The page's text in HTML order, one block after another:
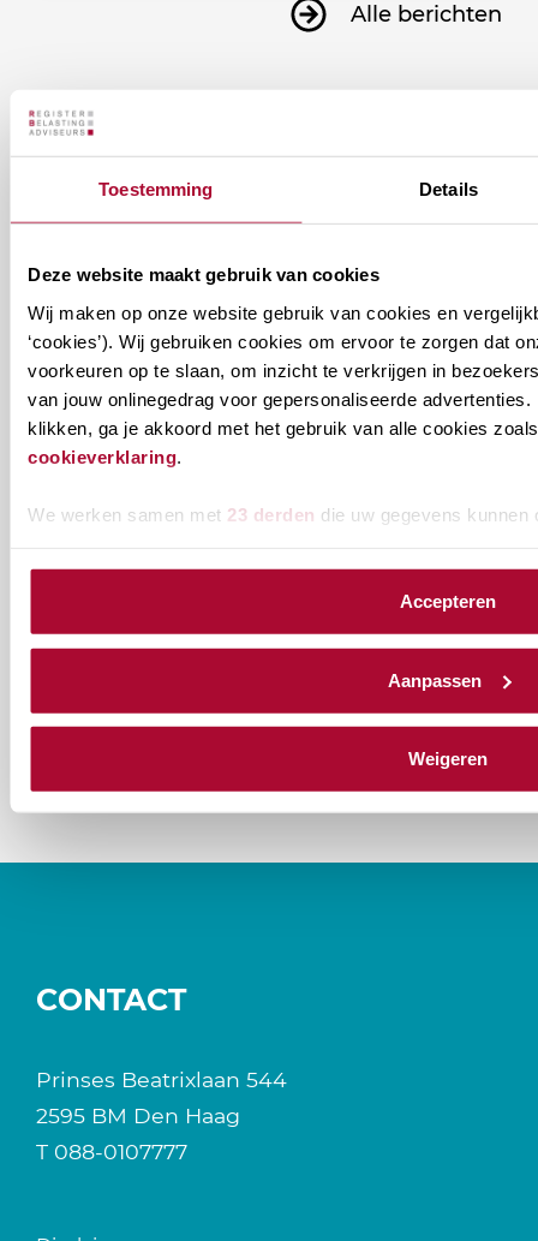
Toestemming Details
Deze website maakt gebruik van cookies
Wij maken op onze website gebruik van cookies en
‘cookies’). Wij gebruiken cookies om ervoor te zorgen dat
voorkeuren op te slaan, om inzicht te verkrijgen in
van jouw onlinegedrag voor gepersonaliseerde advertenties.
klikken, ga je akkoord met het gebruik van alle cookies
cookieverklaring
We werken samen met 23 derden die uw gegevens kunnen
Accepteren
Aanpassen
Weigeren
Alle berichten
Ontvang informatie over de
vereniging en/of ons
onderwijsaanbod?
ons onderwijsaanbod? Schrijf je in! Ben je al lid
van het RB? Geef dan in je profiel op Mijn RB
aan welke nieuwsbrieven je wil ontvangen.
Welke
je
ontvangen?
Permanente Educatie nieuwsbrief
CONTACT
Prinses Beatrixlaan 544
2595 BM Den Haag
T 088-0107777